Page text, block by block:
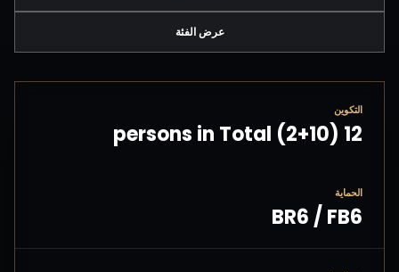
عرض الفئة
التكوين
12 persons in Total (2+10)
الحماية
BR6 / FB6